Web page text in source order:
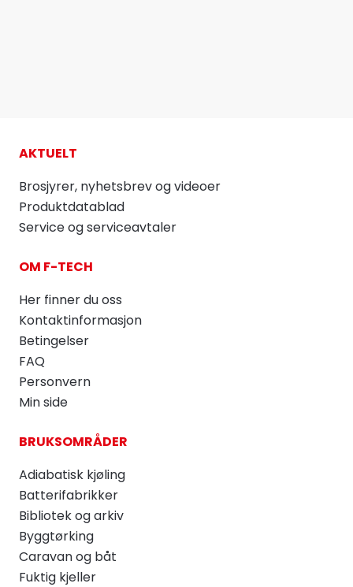
AKTUELT
Brosjyrer, nyhetsbrev og videoer
Produktdatablad
Service og serviceavtaler
OM F-TECH
Her finner du oss
Kontaktinformasjon
Betingelser
FAQ
Personvern
Min side
BRUKSOMRÅDER
Adiabatisk kjøling
Batterifabrikker
Bibliotek og arkiv
Byggtørking
Caravan og båt
Fuktig kjeller